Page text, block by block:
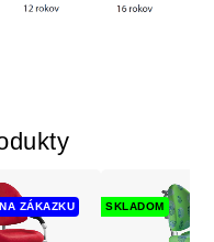
ZÁKAZKU SKLADOM